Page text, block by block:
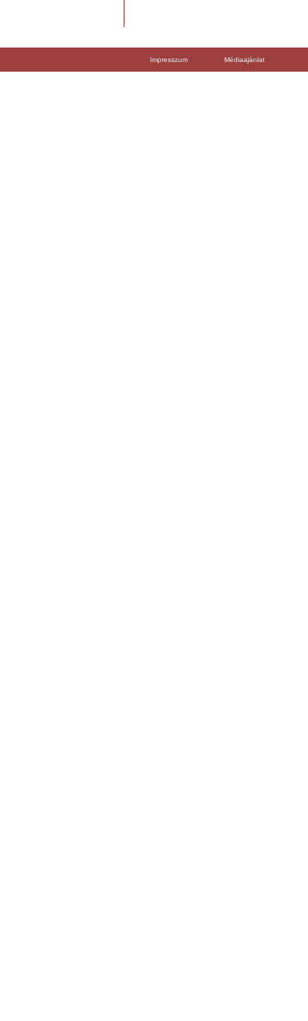
Impresszum Médiaajánlat